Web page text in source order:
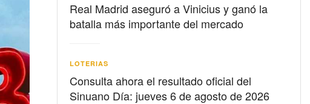
Real Madrid aseguró a Vinicius y ganó la
batalla más importante del mercado
LOTERIAS
Consulta ahora el resultado oficial del
Sinuano Día: jueves 6 de agosto de 2026